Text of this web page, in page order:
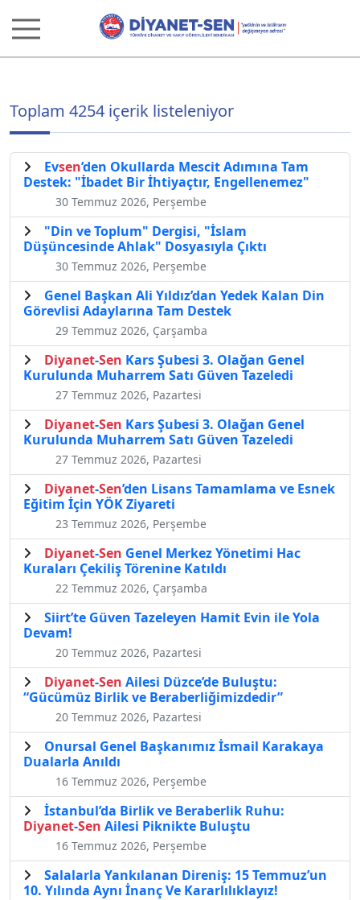
Toplam 4254 içerik listeleniyor
Evsen’den Okullarda Mescit Adımına Tam
Destek: "İbadet Bir İhtiyaçtır, Engellenemez"
30 Temmuz 2026, Perşembe
"Din ve Toplum" Dergisi, "İslam
Düşüncesinde Ahlak" Dosyasıyla Çıktı
30 Temmuz 2026, Perşembe
Genel Başkan Ali Yıldız’dan Yedek Kalan Din
Görevlisi Adaylarına Tam Destek
29 Temmuz 2026, Çarşamba
Diyanet-Sen Kars Şubesi 3. Olağan Genel
Kurulunda Muharrem Satı Güven Tazeledi
27 Temmuz 2026, Pazartesi
Diyanet-Sen Kars Şubesi 3. Olağan Genel
Kurulunda Muharrem Satı Güven Tazeledi
27 Temmuz 2026, Pazartesi
Diyanet-Sen’den Lisans Tamamlama ve Esnek
Eğitim İçin YÖK Ziyareti
23 Temmuz 2026, Perşembe
Diyanet-Sen Genel Merkez Yönetimi Hac
Kuraları Çekiliş Törenine Katıldı
22 Temmuz 2026, Çarşamba
Siirt’te Güven Tazeleyen Hamit Evin ile Yola
Devam!
20 Temmuz 2026, Pazartesi
Diyanet-Sen Ailesi Düzce’de Buluştu:
“Gücümüz Birlik ve Beraberliğimizdedir”
20 Temmuz 2026, Pazartesi
Onursal Genel Başkanımız İsmail Karakaya
Dualarla Anıldı
16 Temmuz 2026, Perşembe
İstanbul’da Birlik ve Beraberlik Ruhu:
Diyanet-Sen Ailesi Piknikte Buluştu
16 Temmuz 2026, Perşembe
Salalarla Yankılanan Direniş: 15 Temmuz’un
10. Yılında Aynı İnanç Ve Kararlılıklayız!